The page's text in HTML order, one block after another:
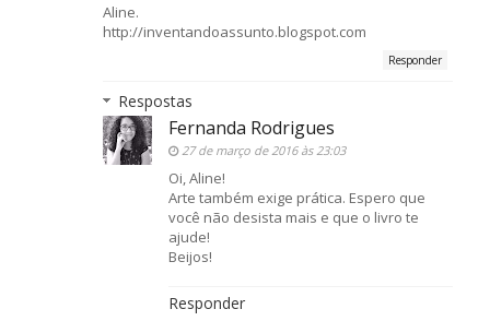
Aline.
http://inventandoassunto.blogspot.com
Responder
Respostas
Fernanda Rodrigues
27 de março de 2016 às 23:03
Oi, Aline!
Arte também exige prática. Espero que
você não desista mais e que o livro te
ajude!
Beijos!
Responder